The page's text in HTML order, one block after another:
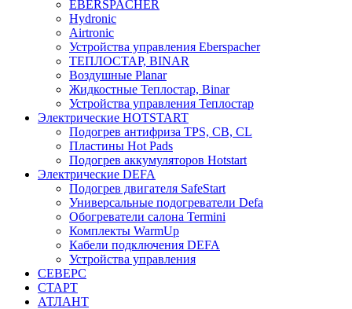
EBERSPACHER
Hydronic
Airtronic
Устройства управления Eberspacher
ТЕПЛОСТАР, BINAR
Воздушные Planar
Жидкостные Теплостар, Binar
Устройства управления Теплостар
Электрические HOTSTART
Подогрев антифриза TPS, CB, CL
Пластины Hot Pads
Подогрев аккумуляторов Hotstart
Электрические DEFA
Подогрев двигателя SafeStart
Универсальные подогреватели Defa
Обогреватели салона Termini
Комплекты WarmUp
Кабели подключения DEFA
Устройства управления
СЕВЕРС
СТАРТ
АТЛАНТ